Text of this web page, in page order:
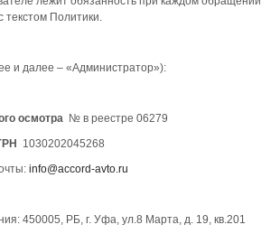
текстом Политики.
и далее – «Администратор»):
осмотра № в реестре 06279
1030202045268
info@accord-avto.ru
450005, РБ, г. Уфа, ул.8 Марта, д. 19, кв.201